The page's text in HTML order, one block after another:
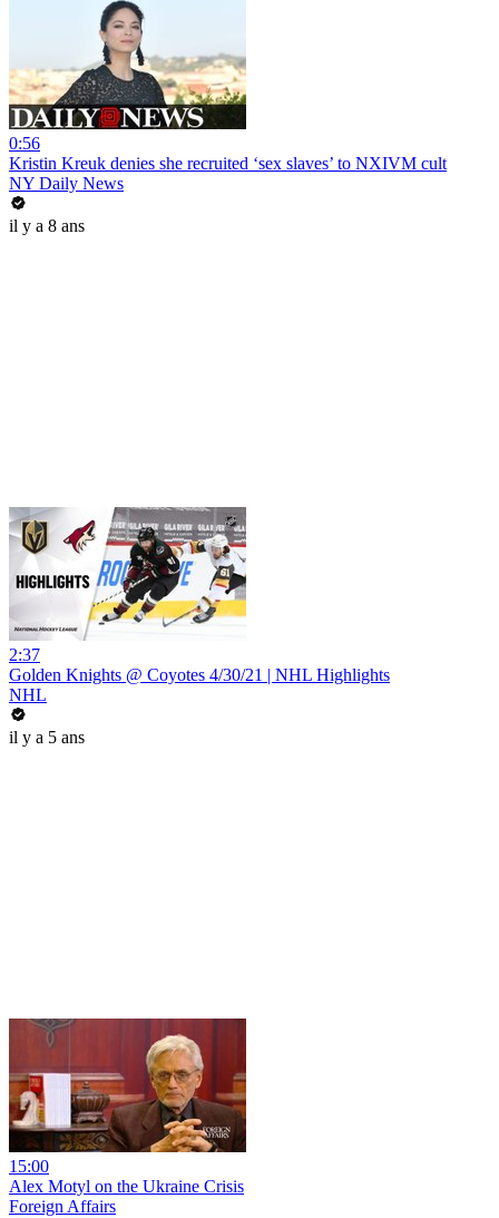
0:56
Kristin Kreuk denies she recruited ‘sex slaves’ to NXIVM cult
NY Daily News
il y a 8 ans
2:37
Golden Knights @ Coyotes 4/30/21 | NHL Highlights
NHL
il y a 5 ans
15:00
Alex Motyl on the Ukraine Crisis
Foreign Affairs